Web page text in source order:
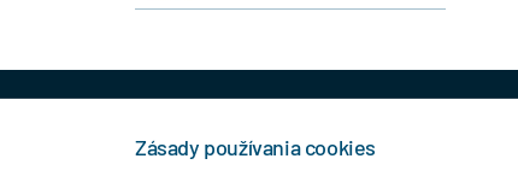
Zásady používania cookies